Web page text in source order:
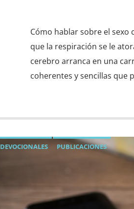
Cómo hablar sobre el sexo
que la respiración se le
cerebro arranca en una
coherentes y sencillas que
DEVOCIONALES PUBLICACIONES